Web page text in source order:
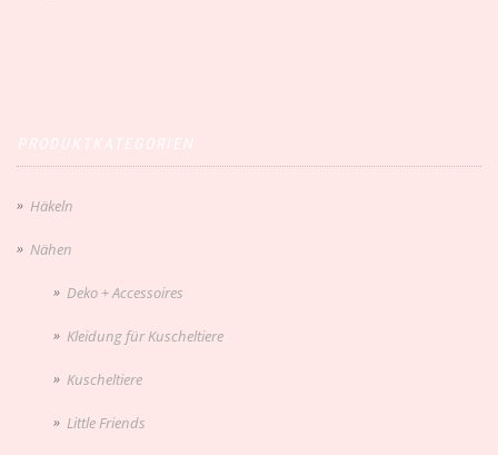
Häkeln
Nähen
Deko + Accessoires
Kleidung für Kuscheltiere
Kuscheltiere
Little Friends